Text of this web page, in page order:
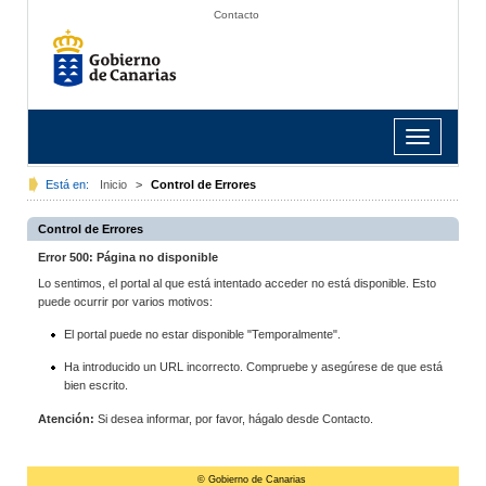
Contacto
Toggle
navigation
Está en: Inicio > Control de Errores
Control de Errores
Error 500: Página no disponible
Lo sentimos, el portal al que está intentado acceder no está disponible. Esto
puede ocurrir por varios motivos:
El portal puede no estar disponible "Temporalmente".
Ha introducido un URL incorrecto. Compruebe y asegúrese de que está
bien escrito.
Atención: Si desea informar, por favor, hágalo desde Contacto.
© Gobierno de Canarias